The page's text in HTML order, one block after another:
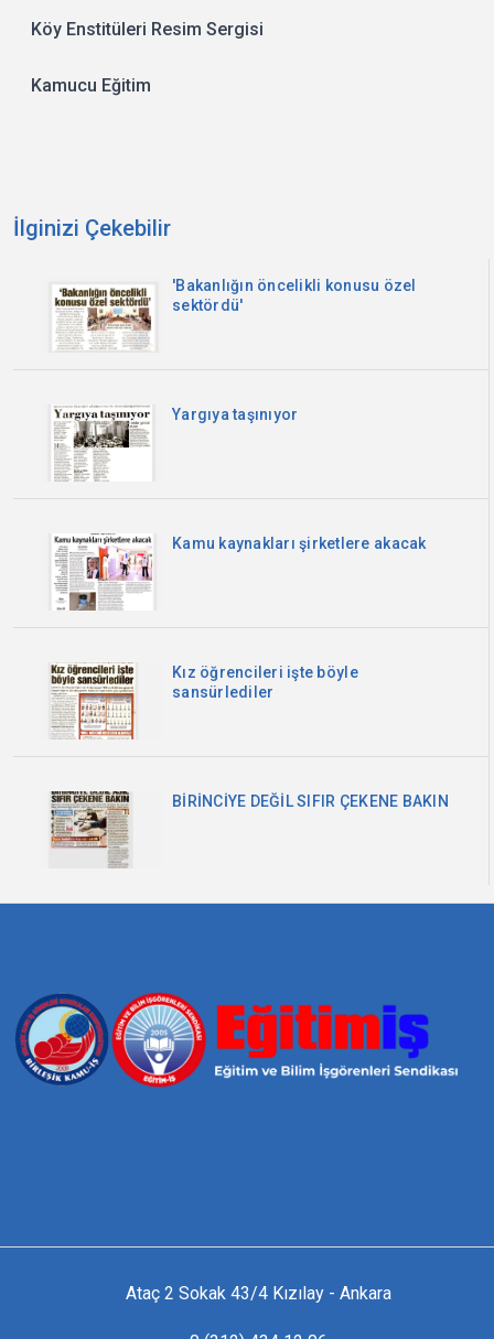
Köy Enstitüleri Resim Sergisi
Kamucu Eğitim
İlginizi Çekebilir
'Bakanlığın öncelikli konusu özel
sektördü'
Yargıya taşınıyor
Kamu kaynakları şirketlere akacak
Kız öğrencileri işte böyle
sansürlediler
BİRİNCİYE DEĞİL SIFIR ÇEKENE BAKIN
Ataç 2 Sokak 43/4 Kızılay - Ankara